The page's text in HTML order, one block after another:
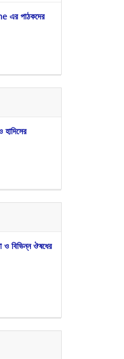
এর পাঠকদের
ও বিভিন্ন ঔষধের